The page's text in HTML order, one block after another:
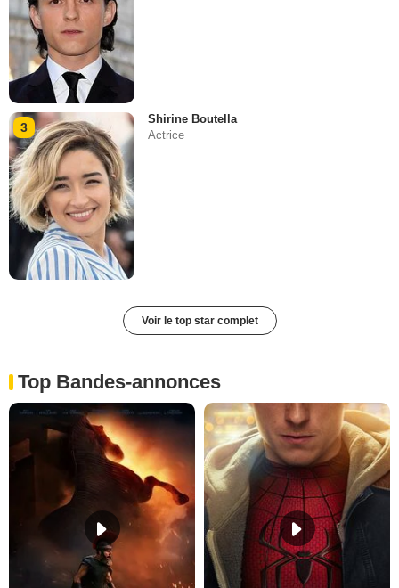
3
Shirine Boutella
Actrice
Voir le top star complet
Top Bandes-annonces